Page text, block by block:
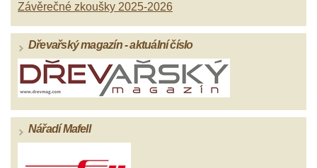
Závěrečné zkoušky 2025-2026
Dřevařský magazín - aktuální číslo
Nářadí Mafell